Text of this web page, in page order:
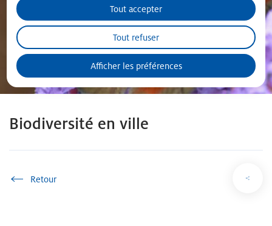
Afficher les préférences
Tout accepter
Tout refuser
Biodiversité en ville
Accueil